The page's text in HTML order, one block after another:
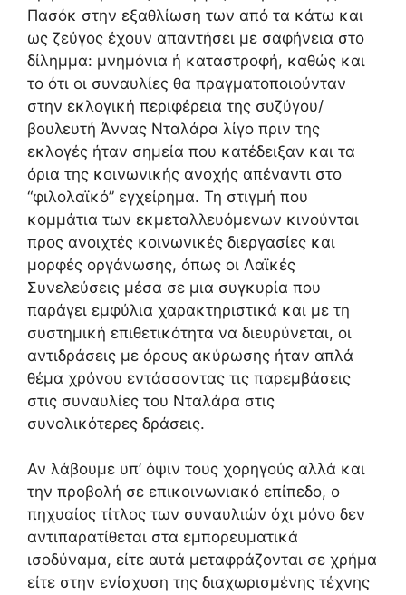
Πασόκ στην εξαθλίωση των από τα κάτω και
ως ζεύγος έχουν απαντήσει με σαφήνεια στο
δίλημμα: μνημόνια ή καταστροφή, καθώς και
το ότι οι συναυλίες θα πραγματοποιούνταν
στην εκλογική περιφέρεια της συζύγου/
βουλευτή Άννας Νταλάρα λίγο πριν της
εκλογές ήταν σημεία που κατέδειξαν και τα
όρια της κοινωνικής ανοχής απέναντι στο
“φιλολαϊκό” εγχείρημα. Τη στιγμή που
κομμάτια των εκμεταλλευόμενων κινούνται
προς ανοιχτές κοινωνικές διεργασίες και
μορφές οργάνωσης, όπως οι Λαϊκές
Συνελεύσεις μέσα σε μια συγκυρία που
παράγει εμφύλια χαρακτηριστικά και με τη
συστημική επιθετικότητα να διευρύνεται, οι
αντιδράσεις με όρους ακύρωσης ήταν απλά
θέμα χρόνου εντάσσοντας τις παρεμβάσεις
στις συναυλίες του Νταλάρα στις
συνολικότερες δράσεις.
Αν λάβουμε υπ’ όψιν τους χορηγούς αλλά και
την προβολή σε επικοινωνιακό επίπεδο, ο
πηχυαίος τίτλος των συναυλιών όχι μόνο δεν
αντιπαρατίθεται στα εμπορευματικά
ισοδύναμα, είτε αυτά μεταφράζονται σε χρήμα
είτε στην ενίσχυση της διαχωρισμένης τέχνης